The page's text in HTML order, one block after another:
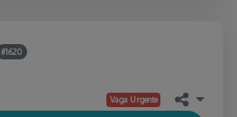
#1620
Vaga Urgente